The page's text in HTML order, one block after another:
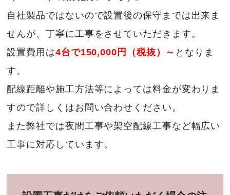
自社製品ではないので設置後の保守までは出来ま
せんが、丁寧に工事をさせていただきます。
設置費用は4台で150,000円（税抜）～ となりま
す。
配線距離や施工方法等によっては料金が変わりま
すので詳しくはお問い合わせください。
また弊社では夜間工事や架空配線工事など幅広い
工事に対応しています。